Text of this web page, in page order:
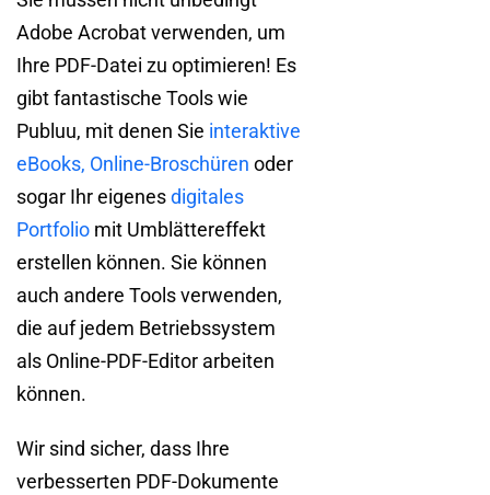
Adobe Acrobat verwenden, um
Ihre PDF-Datei zu optimieren! Es
gibt fantastische Tools wie
Publuu, mit denen Sie interaktive
eBooks, Online-Broschüren oder
sogar Ihr eigenesdigitales
Portfolio mit Umblättereffekt
erstellen können. Sie können
auch andere Tools verwenden,
die auf jedem Betriebssystem
als Online-PDF-Editor arbeiten
können.
Wir sind sicher, dass Ihre
verbesserten PDF-Dokumente